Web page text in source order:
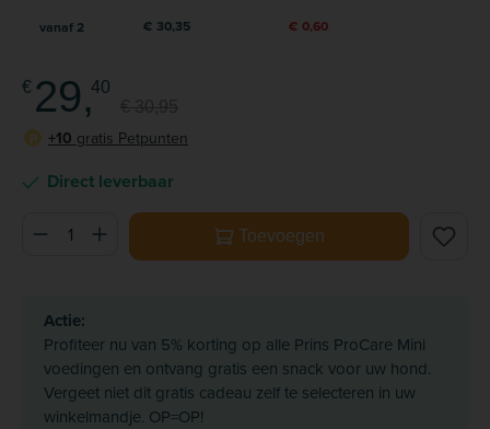
Direct leverbaar
vanaf 2 € 30,35 € 0,60
€ 29,40
Producthoeveelheid: Voer de gewenste hoeveelheid in of
Toevoegen
P +10 gratis Petpunten
Actie:
Profiteer nu van 5% korting op alle Prins ProCare Mini
voedingen en ontvang gratis een snack voor uw hond.
Vergeet niet dit gratis cadeau zelf te selecteren in uw
winkelmandje. OP=OP!